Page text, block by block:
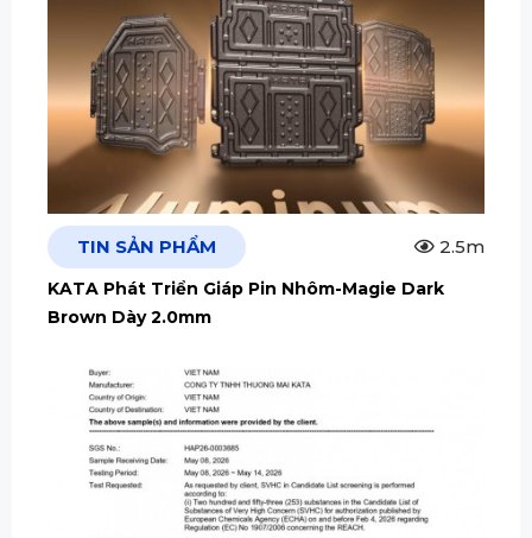
TIN SẢN PHẨM 2.5m
KATA Phát Triển Giáp Pin Nhôm-Magie Dark
Brown Dày 2.0mm